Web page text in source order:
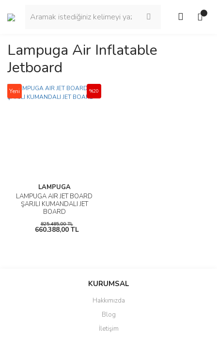
Lampuga Air Inflatable
Jetboard
Yeni
LAMPUGA
LAMPUGA AIR JET BOARD
ŞARJLI KUMANDALI JET
BOARD
%20
825.485,00 TL
660.388,00 TL
KURUMSAL
Hakkımızda
Blog
İletişim